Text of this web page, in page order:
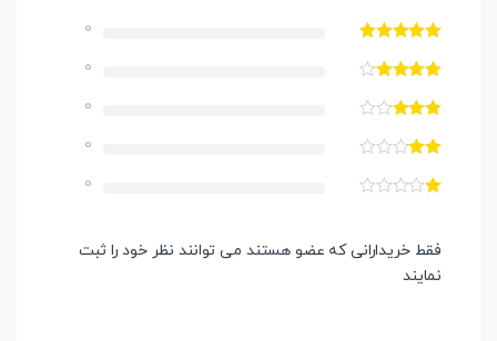
0
0
0
0
0
فقط خریدارانی که عضو هستند می توانند نظر خود را ثبت
نمایند